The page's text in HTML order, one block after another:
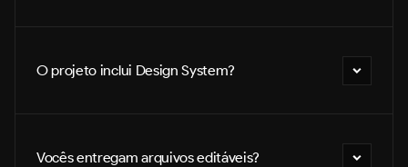
O projeto inclui Design System?
Vocês entregam arquivos editáveis?